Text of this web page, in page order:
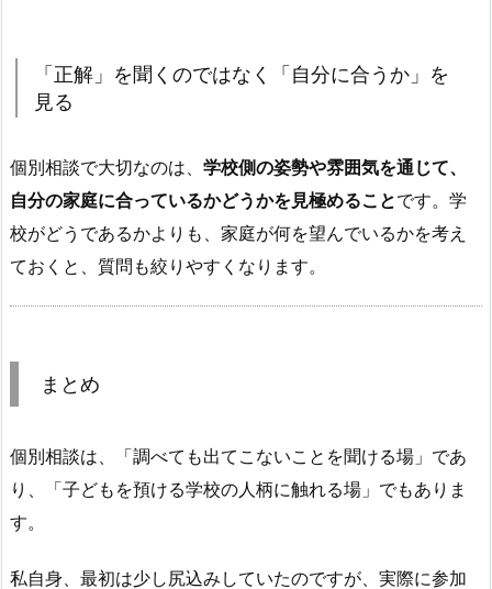
「正解」を聞くのではなく「自分に合うか」を
見る
個別相談で大切なのは、 学校側の姿勢や雰囲気を通じて、
自分の家庭に合っているかどうかを見極めることです。学
校がどうであるかよりも、家庭が何を望んでいるかを考え
ておくと、質問も絞りやすくなります。
まとめ
個別相談は、「調べても出てこないことを聞ける場」であ
り、「子どもを預ける学校の人柄に触れる場」でもありま
す。
私自身、最初は少し尻込みしていたのですが、実際に参加